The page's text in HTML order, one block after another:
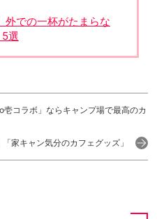
外での一杯がたまらな
選
コラボ」ならキャンプ場で最高のカ
家キャン気分のカフェグッズ」